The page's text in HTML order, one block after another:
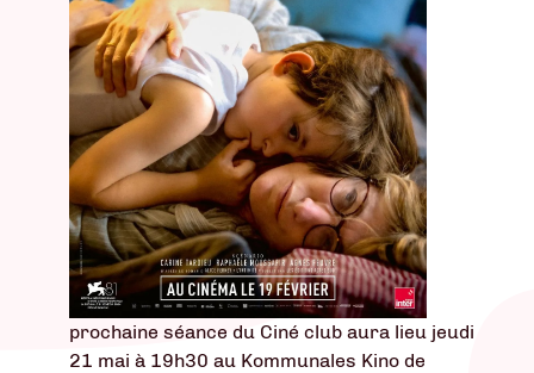
prochaine séance du Ciné club aura lieu jeudi
21 mai à 19h30 au Kommunales Kino de